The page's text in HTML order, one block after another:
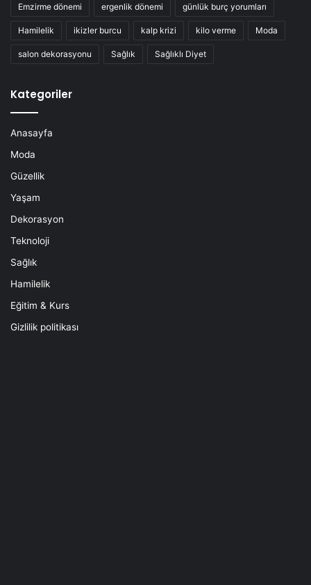
Emzirme dönemi ergenlik dönemi günlük burç yorumları
Hamilelik ikizler burcu kalp krizi kilo verme Moda
salon dekorasyonu Sağlık Sağlıklı Diyet
Kategoriler
Anasayfa
Moda
Güzellik
Yaşam
Dekorasyon
Teknoloji
Sağlık
Hamilelik
Eğitim & Kurs
Gizlilik politikası